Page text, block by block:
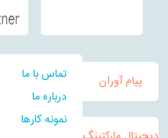
پیام آوران
تماس با ما
درباره ما
نمونه کارها